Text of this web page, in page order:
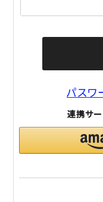
須)
パスワ
連携サ